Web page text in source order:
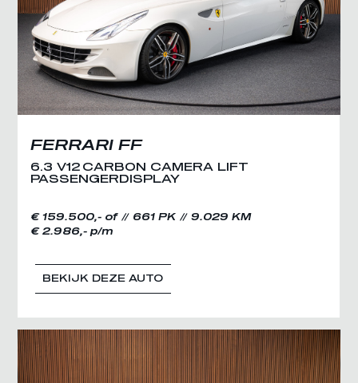
FERRARI FF
6.3 V12 CARBON CAMERA LIFT
PASSENGERDISPLAY
€ 159.500,- of
€ 2.986,- p/m
661 PK 9.029 KM
BEKIJK DEZE AUTO